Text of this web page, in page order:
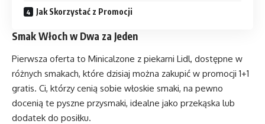
Jak Skorzystać z Promocji
Smak Włoch w Dwa za Jeden
Pierwsza oferta to Minicalzone z piekarni Lidl, dostępne w
różnych smakach, które dzisiaj można zakupić w promocji 1+1
gratis. Ci, którzy cenią sobie włoskie smaki, na pewno
docenią te pyszne przysmaki, idealne jako przekąska lub
dodatek do posiłku.